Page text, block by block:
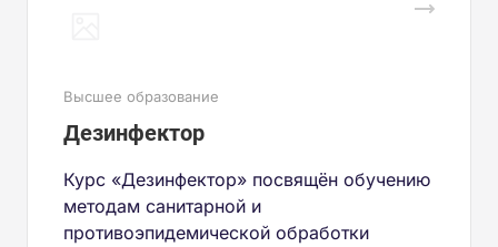
Высшее образование
Дезинфектор
Курс «Дезинфектор» посвящён обучению
методам санитарной и
противоэпидемической обработки